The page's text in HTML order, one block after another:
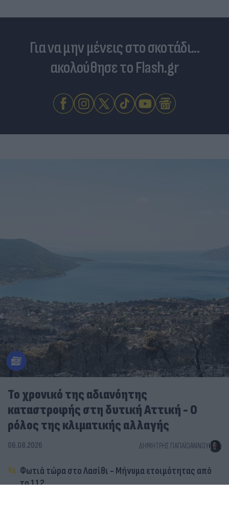
Για να μην μένεις στο σκοτάδι...
ακολούθησε το Flash.gr
Το χρονικό της αδιανόητης
καταστροφής στη δυτική Αττική - Ο
ρόλος της κλιματικής αλλαγής
06.08.2026 ΔΗΜΉΤΡΗΣ ΠΑΠΑΪΩΆΝΝΟΥ
Φωτιά τώρα στο Λασίθι - Μήνυμα ετοιμότητας από
το 112